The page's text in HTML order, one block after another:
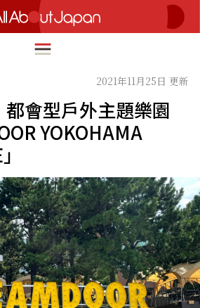
English
繁體中文
ภาษาไทย
한국어
日本語
2021年11月25日 更新
會型戶外主題樂園
YOKOHAMA